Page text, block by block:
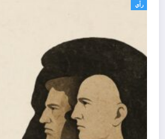
تعاليق حرة